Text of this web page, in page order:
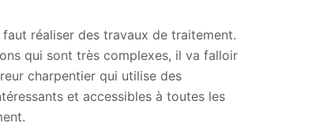
réaliser des travaux de traitement.
qui sont très complexes, il va falloir
charpentier qui utilise des
et accessibles à toutes les